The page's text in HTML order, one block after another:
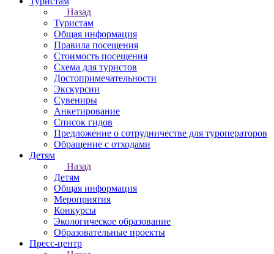
Назад
Туристам
Общая информация
Правила посещения
Стоимость посещения
Схема для туристов
Достопримечательности
Экскурсии
Сувениры
Анкетирование
Список гидов
Предложение о сотрудничестве для туроператоров
Обращение с отходами
Детям
Назад
Детям
Общая информация
Мероприятия
Конкурсы
Экологическое образование
Образовательные проекты
Пресс-центр